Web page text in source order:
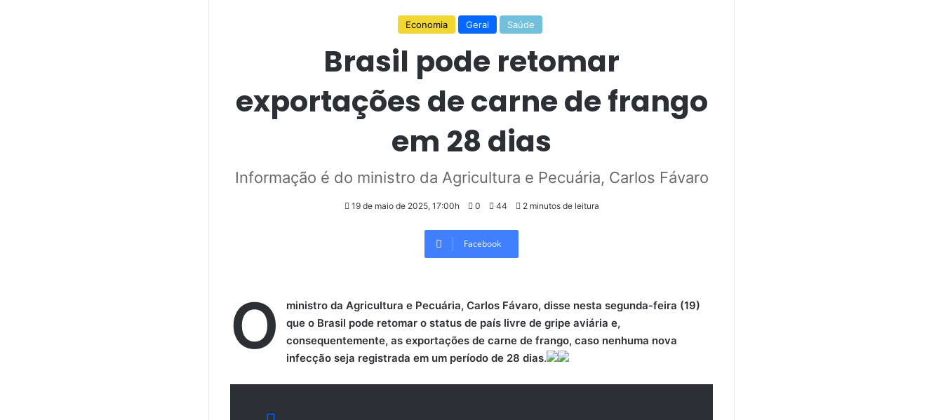
Economia Geral Saúde
Brasil pode retomar
exportações de carne de frango
em 28 dias
Informação é do ministro da Agricultura e Pecuária, Carlos Fávaro
19 de maio de 2025, 17:00h 0 44 2 minutos de leitura
Facebook
O
ministro da Agricultura e Pecuária, Carlos Fávaro, disse nesta segunda-feira (19)
que o Brasil pode retomar o status de país livre de gripe aviária e,
consequentemente, as exportações de carne de frango, caso nenhuma nova
infecção seja registrada em um período de 28 dias.